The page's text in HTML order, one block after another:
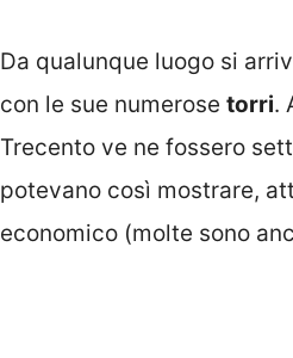
Da qualunque luogo si
con le sue numerose torri.
Trecento ve ne fossero
potevano così mostrare,
economico (molte sono